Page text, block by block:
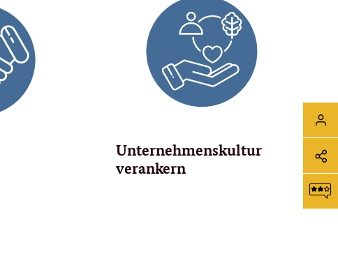
Unternehmenskultur
verankern
Login